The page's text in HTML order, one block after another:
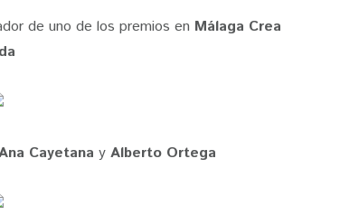
de uno de los premios en Málaga Crea
Cayetana y Alberto Ortega